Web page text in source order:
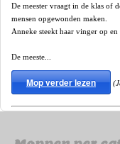
De meester vraagt in de klas of
mensen opgewonden maken.
Anneke steekt haar vinger op
De meeste...
Mop verder lezen